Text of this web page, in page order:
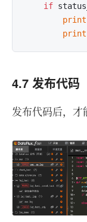
if
print
print
4.7 发布代码
发布代码后，